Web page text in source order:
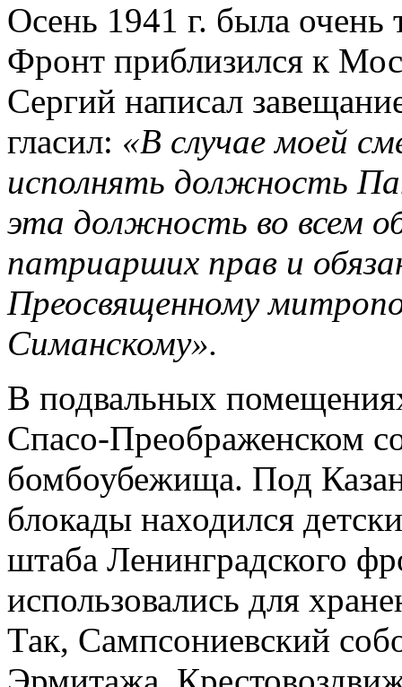
Осень 1941 г. была
Фронт приблизился к
Сергий написал
гласил: «В случае моей
исполнять должность
эта должность во всем
патриарших прав и
Преосвященному
Симанскому».
В подвальных
Спасо-Преображенском
бомбоубежища. Под
блокады находился
штаба Ленинградского
использовались для
Так, Сампсониевский